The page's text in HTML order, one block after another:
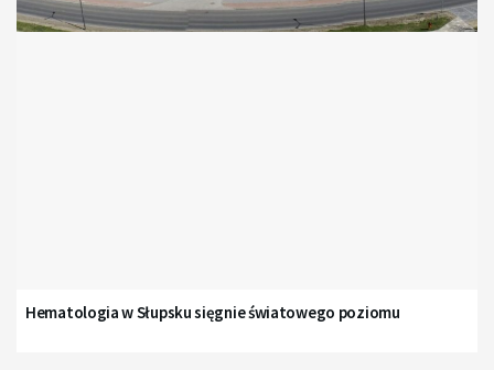
Hematologia w Słupsku sięgnie światowego poziomu